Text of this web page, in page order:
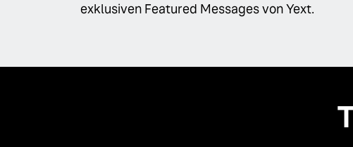
exklusiven Featured Messages von Yext.